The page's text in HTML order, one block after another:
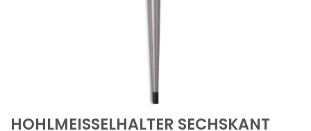
HOHLMEISSELHALTER SECHSKANT